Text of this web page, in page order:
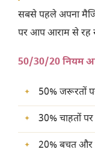
सबसे पहले अपना
पर आप आराम से रह
50/30/20 नियम
50% जरूरतों
30% चाहतों
20% बचत और